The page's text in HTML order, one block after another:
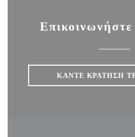
ΚΆΝΤΕ ΚΡΆΤΗΣΗ